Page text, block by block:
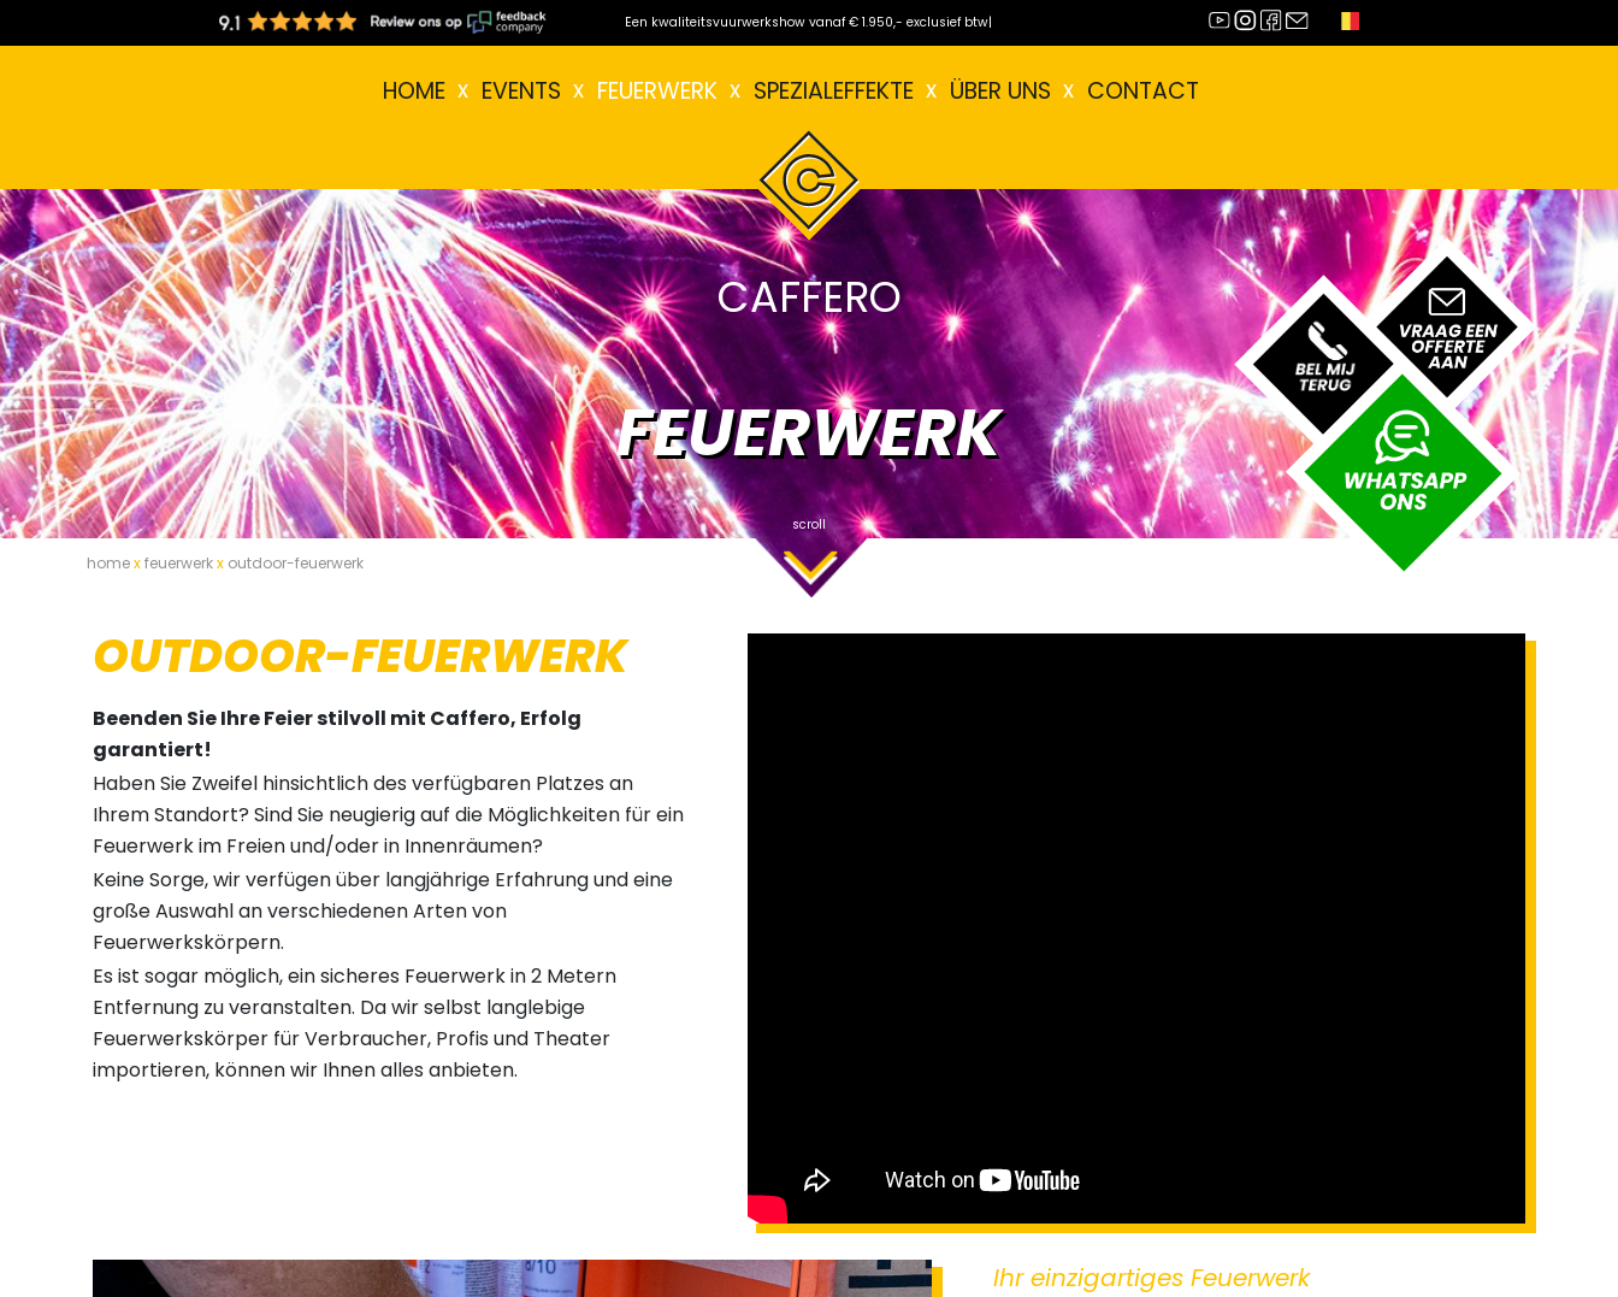
Een kwaliteitsvuurwerkshow vanaf € 1.950,- exclusief btw.|
HOME EVENTS FEUERWERK SPEZIALEFFEKTE ÜBER UNS CONTACT
CAFFERO
FEUERWERK
homexfeuerwerkx outdoor-feuerwerk
OUTDOOR-FEUERWERK
Beenden Sie Ihre Feier stilvoll mit Caffero, Erfolg
garantiert!
Haben Sie Zweifel hinsichtlich des verfügbaren Platzes an
Ihrem Standort? Sind Sie neugierig auf die Möglichkeiten für ein
Feuerwerk im Freien und/oder in Innenräumen?
Keine Sorge, wir verfügen über langjährige Erfahrung und eine
große Auswahl an verschiedenen Arten von
Feuerwerkskörpern.
Es ist sogar möglich, ein sicheres Feuerwerk in 2 Metern
Entfernung zu veranstalten. Da wir selbst langlebige
Feuerwerkskörper für Verbraucher, Profis und Theater
importieren, können wir Ihnen alles anbieten.
Ihr einzigartiges Feuerwerk